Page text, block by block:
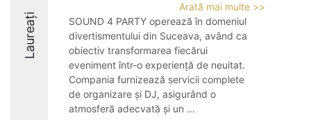
Laureați
Arată mai multe >>
SOUND 4 PARTY operează în domeniul
divertismentului din Suceava, având ca
obiectiv transformarea fiecărui
eveniment într-o experiență de neuitat.
Compania furnizează servicii complete
de organizare și DJ, asigurând o
atmosferă adecvată și un ...